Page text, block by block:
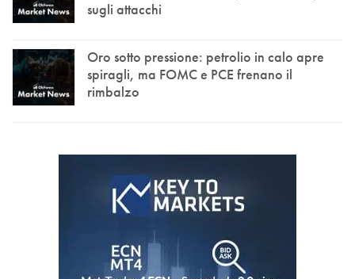
sugli attacchi
Oro sotto pressione: petrolio in calo apre
spiragli, ma FOMC e PCE frenano il
rimbalzo